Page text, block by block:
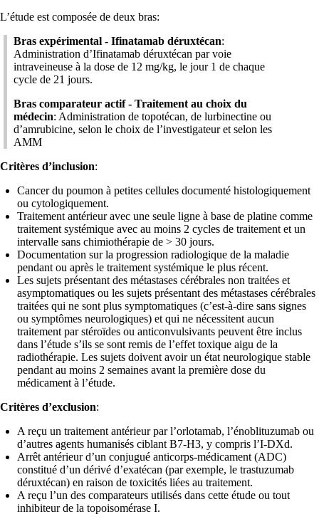
L’étude est composée de deux bras:
Bras expérimental - Ifinatamab déruxtécan:
Administration d’Ifinatamab déruxtécan par voie
intraveineuse à la dose de 12 mg/kg, le jour 1 de chaque
cycle de 21 jours.
Bras comparateur actif - Traitement au choix du
médecin: Administration de topotécan, de lurbinectine ou
d’amrubicine, selon le choix de l’investigateur et selon les
AMM
Critères d’inclusion:
Cancer du poumon à petites cellules documenté histologiquement
ou cytologiquement.
Traitement antérieur avec une seule ligne à base de platine comme
traitement systémique avec au moins 2 cycles de traitement et un
intervalle sans chimiothérapie de > 30 jours.
Documentation sur la progression radiologique de la maladie
pendant ou après le traitement systémique le plus récent.
Les sujets présentant des métastases cérébrales non traitées et
asymptomatiques ou les sujets présentant des métastases cérébrales
traitées qui ne sont plus symptomatiques (c’est-à-dire sans signes
ou symptômes neurologiques) et qui ne nécessitent aucun
traitement par stéroïdes ou anticonvulsivants peuvent être inclus
dans l’étude s’ils se sont remis de l’effet toxique aigu de la
radiothérapie. Les sujets doivent avoir un état neurologique stable
pendant au moins 2 semaines avant la première dose du
médicament à l’étude.
Critères d’exclusion:
A reçu un traitement antérieur par l’orlotamab, l’énoblituzumab ou
d’autres agents humanisés ciblant B7-H3, y compris l’I-DXd.
Arrêt antérieur d’un conjugué anticorps-médicament (ADC)
constitué d’un dérivé d’exatécan (par exemple, le trastuzumab
déruxtécan) en raison de toxicités liées au traitement.
A reçu l’un des comparateurs utilisés dans cette étude ou tout
inhibiteur de la topoisomérase I.